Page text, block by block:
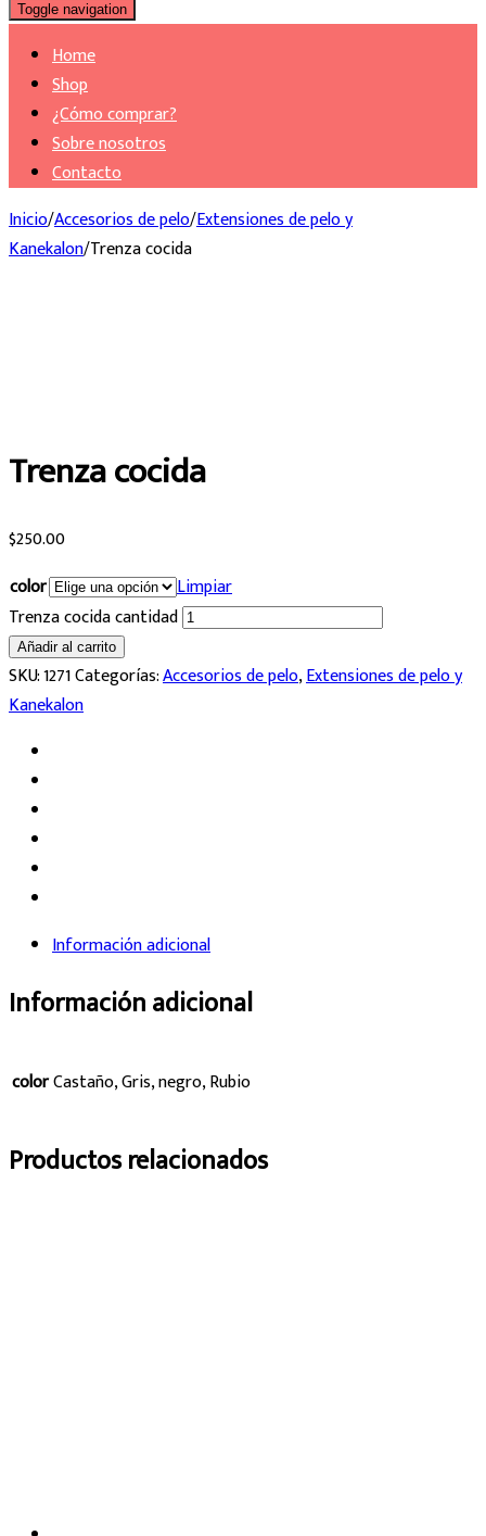
Toggle navigation
Home
Shop
¿Cómo comprar?
Sobre nosotros
Contacto
Inicio/Accesorios de pelo/Extensiones de pelo y
Kanekalon/Trenza cocida
Trenza cocida
$250.00
color
Limpiar
Trenza cocida cantidad
Añadir al carrito
SKU:1271Categorías:Accesorios de pelo,Extensiones de pelo y
Kanekalon
Información adicional
Información adicional
colorCastaño, Gris, negro, Rubio
Productos relacionados